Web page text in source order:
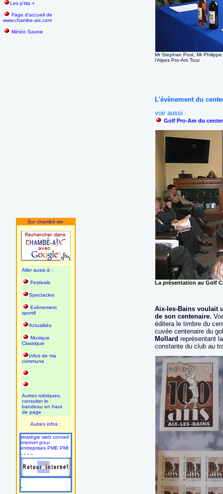
Les p'tits +
Page d'accueil de
www.chambe-aix.com
Météo Savoie
Sur chambé-aix
Aller aussi à :
Festivals
Spectacles
Evènement
sportif
Actualités
Musique
Classique
Infos de ma
commune
Autres rubriques,
consulter le
bandeau en haut
de page
Autres infos :
stratégie web conseil
internet pour
entreprises PME PMI
- - - -
-
Mr Stephan Post, Mr
l'Alpes Pro-Am Tour
L'évènement du
voir aussi :
Golf Pro-Am du
La présentation au Golf
Aix-les-Bains voulait
de son centenaire.
éditera le timbre du
cuvée centenaire du
Mollard représentant
constante du club au